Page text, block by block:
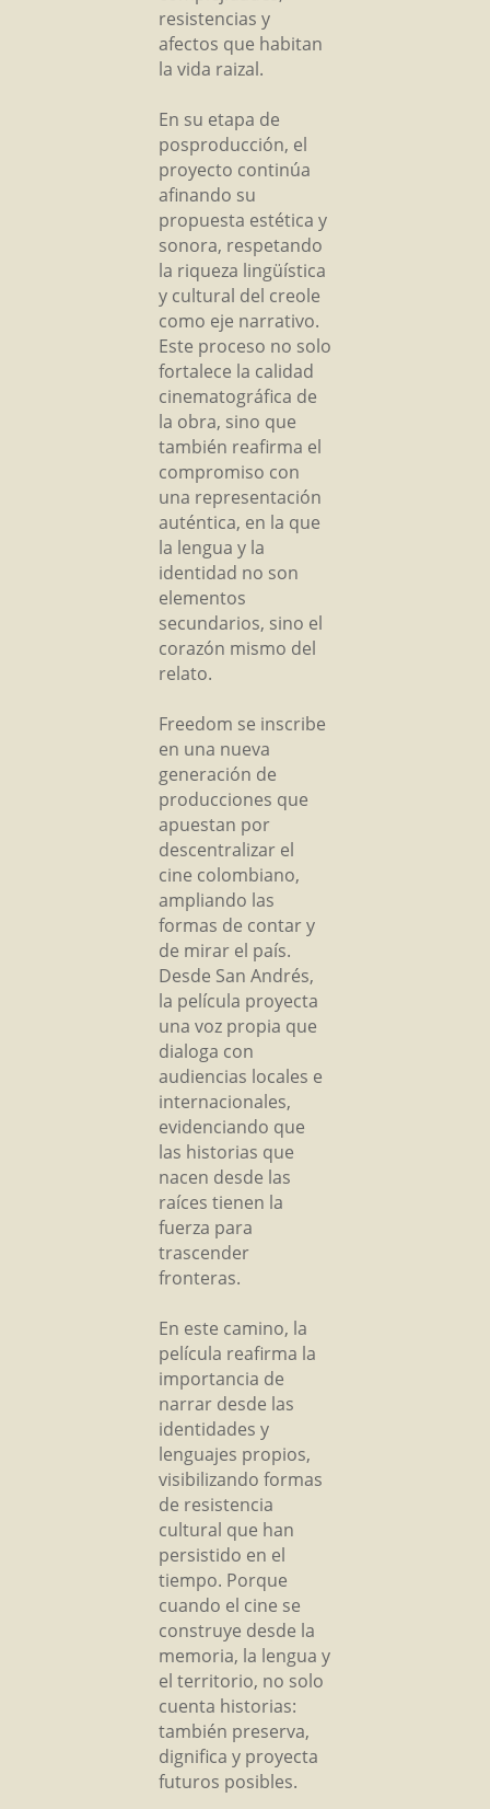
resistencias y
afectos que habitan
la vida raizal.
En su etapa de
posproducción, el
proyecto continúa
afinando su
propuesta estética y
sonora, respetando
la riqueza lingüística
y cultural del creole
como eje narrativo.
Este proceso no solo
fortalece la calidad
cinematográfica de
la obra, sino que
también reafirma el
compromiso con
una representación
auténtica, en la que
la lengua y la
identidad no son
elementos
secundarios, sino el
corazón mismo del
relato.
Freedom se inscribe
en una nueva
generación de
producciones que
apuestan por
descentralizar el
cine colombiano,
ampliando las
formas de contar y
de mirar el país.
Desde San Andrés,
la película proyecta
una voz propia que
dialoga con
audiencias locales e
internacionales,
evidenciando que
las historias que
nacen desde las
raíces tienen la
fuerza para
trascender
fronteras.
En este camino, la
película reafirma la
importancia de
narrar desde las
identidades y
lenguajes propios,
visibilizando formas
de resistencia
cultural que han
persistido en el
tiempo. Porque
cuando el cine se
construye desde la
memoria, la lengua y
el territorio, no solo
cuenta historias:
también preserva,
dignifica y proyecta
futuros posibles.